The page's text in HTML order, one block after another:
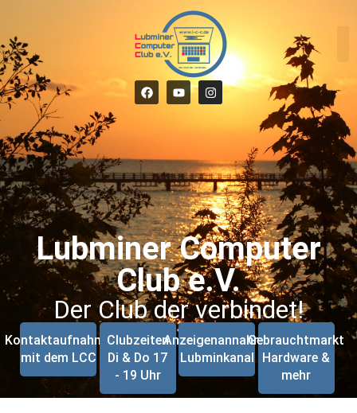
Lubminer Computer
Club e.V.
Der Club der verbindet!
Kontaktaufnahme
mit dem LCC
Clubzeiten
Di & Do 17
- 19 Uhr
Anzeigenannahme
Lubminkanal
Gebrauchtmarkt
Hardware &
mehr